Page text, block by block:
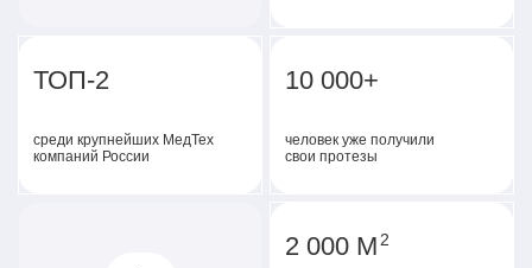
ТОП-2
среди крупнейших МедТех
компаний России
10 000+
человек уже получили
свои протезы
2 000 М 2